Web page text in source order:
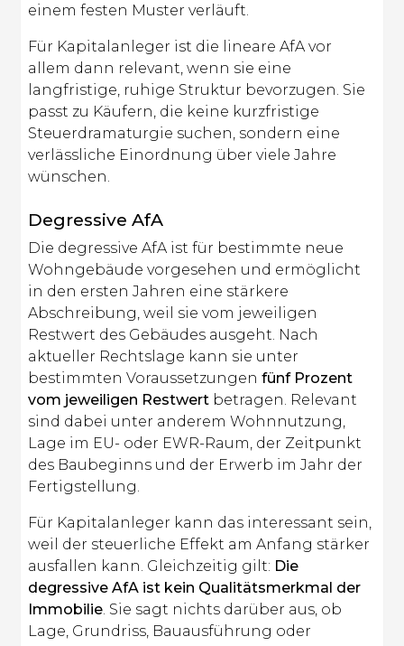
einem festen Muster verläuft.
Für Kapitalanleger ist die lineare AfA vor
allem dann relevant, wenn sie eine
langfristige, ruhige Struktur bevorzugen. Sie
passt zu Käufern, die keine kurzfristige
Steuerdramaturgie suchen, sondern eine
verlässliche Einordnung über viele Jahre
wünschen.
Degressive AfA
Die degressive AfA ist für bestimmte neue
Wohngebäude vorgesehen und ermöglicht
in den ersten Jahren eine stärkere
Abschreibung, weil sie vom jeweiligen
Restwert des Gebäudes ausgeht. Nach
aktueller Rechtslage kann sie unter
bestimmten Voraussetzungenfünf Prozent
vom jeweiligen Restwert betragen. Relevant
sind dabei unter anderem Wohnnutzung,
Lage im EU- oder EWR-Raum, der Zeitpunkt
des Baubeginns und der Erwerb im Jahr der
Fertigstellung.
Für Kapitalanleger kann das interessant sein,
weil der steuerliche Effekt am Anfang stärker
ausfallen kann. Gleichzeitig gilt: Die
degressive AfA ist kein Qualitätsmerkmal der
Immobilie. Sie sagt nichts darüber aus, ob
Lage, Grundriss, Bauausführung oder